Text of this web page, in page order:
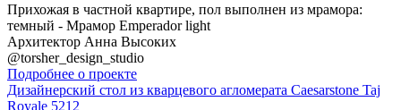
Прихожая в частной квартире, пол выполнен из мрамора:
темный - Мрамор Emperador light
Архитектор Анна Высоких
@torsher_design_studio
Подробнее о проекте
Дизайнерский стол из кварцевого агломерата Caesarstone Taj
Royale 5212